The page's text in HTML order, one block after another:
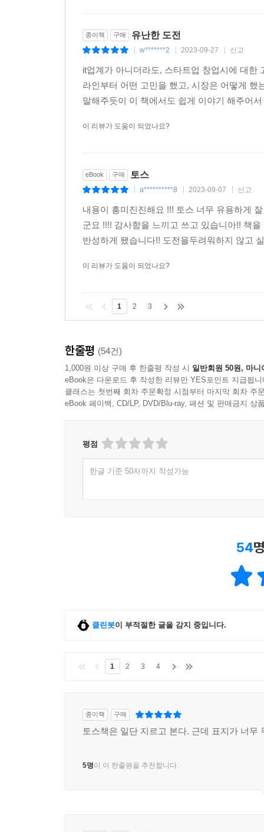
---「6장 ‘혁신에는 시작도 끝도 없다’」중에서
출범한 지 얼마 되지 않은 토스뱅크의 신뢰도가
은 점점 현실화되고 있었다. 최대한 오랫동안 약
지로 정한 것은, 정책 변화로 영향을 받는 사용자
는 순간 제가 가진 모든 걸 뱉어내야만 했어요.
익을 우선하는 태도가 홍민택이 생각하는 기업
속할 수 있다. 선의에 부합하는 제품과 서비스를
의 테크 헤드 박준하는 “토스다운 결정이었다”고
자는 의견도 냈었어요. 민택 님이 DRI를 가지고
순히 과감한 것이 아니라, 논리적으로 따져봤을
---「6장 ‘혁신에는 시작도 끝도 없다’」중에서
임금 체계 변경은 안팎에서 큰 관심을 받았다. 계
당을 추가 지급하는 비포괄임금제로의 전환이었
쯤 되었다. 근무시간에 관한 세간의 루머를 일거
율과 책임의 문화’가 사라지는 데 대한 안타까움,
다. 수당을 계산해 지급하려면 개인의 근무시간을
창출하는 것은 아니다”라고 말했다. “근무시간 측
히 일하던 사람들을 갑자기 나태하게 만들거나,
존경을 보내는 문화가 자리잡혀 있습니다. 쉽사
적정하게 조절할 수 있을 거라고 봐요. 그러면 토
종이책 구매 유난한 도전
w*******2 2023-09-27 신고
it업계가 아니더라도, 스타트업 창업시에 대한
라인부터 어떤 고민을 했고, 시장은 어떻게
말해주듯이 이 책에서도 쉽게 이야기 해주어
이 리뷰가 도움이 되었나요?
eBook 구매 토스
a**********8 2023-09-07 신고
내용이 흥미진진해요 !!! 토스 너무 유용하게
군요 !!!! 감사함을 느끼고 쓰고 있습니아!! 책
반성하게 됐습니다!! 도전을두려워하지 않고
이 리뷰가 도움이 되었나요?
1 2 3
한줄평 (54건)
1,000원 이상 구매 후 한줄평 작성 시 일반회원 50원, 마니
eBook은 다운로드 후 작성한 리뷰만 YES포인트 지급됩니
클래스는 첫번째 회차 주문확정 시점부터 마지막 회차 주
eBook 페이백, CD/LP, DVD/Blu-ray, 패션 및 판매금지 상
평점
한글 기준 50자까지 작성가능
54
클린봇이 부적절한 글을 감지 중입니다.
1 2 3 4
종이책 구매
토스책은 일단 지르고 본다. 근데 표지가 너무
5명이 이 한줄평을 추천합니다.